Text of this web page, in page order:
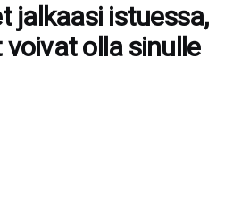
jalkaasi istuessa,
olla sinulle